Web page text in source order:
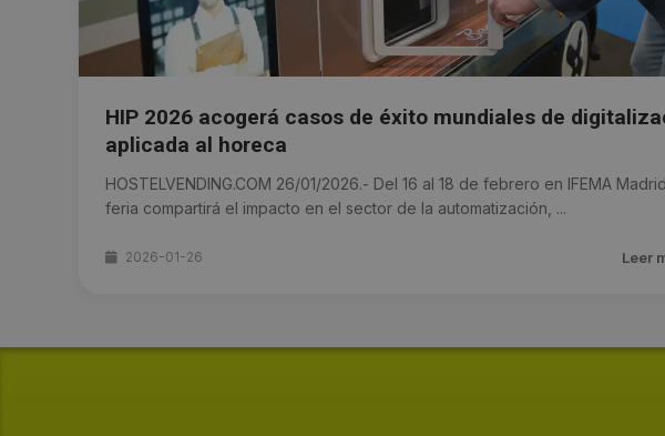
HIP 2026 acogerá casos de éxito mundiales de
aplicada al horeca
HOSTELVENDING.COM 26/01/2026.- Del 16 al 18 de febrero en IFEMA
feria compartirá el impacto en el sector de la automatización, ...
2026-01-26 Leer